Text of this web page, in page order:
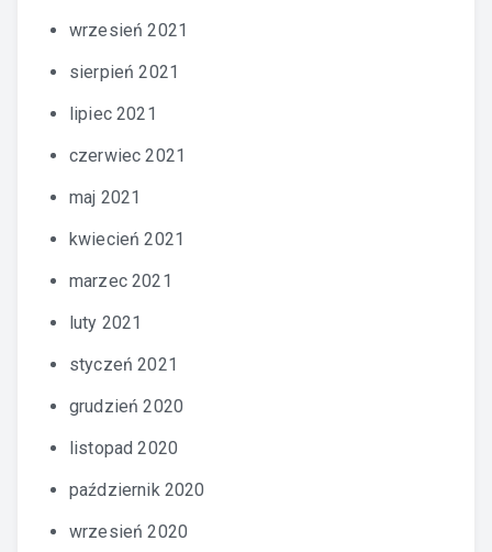
wrzesień 2021
sierpień 2021
lipiec 2021
czerwiec 2021
maj 2021
kwiecień 2021
marzec 2021
luty 2021
styczeń 2021
grudzień 2020
listopad 2020
październik 2020
wrzesień 2020